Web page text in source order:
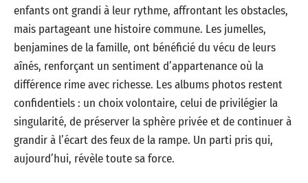
enfants ont grandi à leur rythme, affrontant les obstacles,
mais partageant une histoire commune. Les jumelles,
benjamines de la famille, ont bénéficié du vécu de leurs
aînés, renforçant un sentiment d’appartenance où la
différence rime avec richesse. Les albums photos restent
confidentiels : un choix volontaire, celui de privilégier la
singularité, de préserver la sphère privée et de continuer à
grandir à l’écart des feux de la rampe. Un parti pris qui,
aujourd’hui, révèle toute sa force.